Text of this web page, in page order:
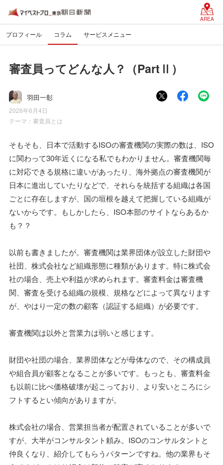
AREA
プロフィール コラム サービスメニュー
審査員ってどんな人？（PartⅡ）
羽田一彰
2026年6月4日
テーマ： 審査員とは
そもそも、日本で活動するISOの審査機関の実際の数は、ISO
に関わって30年近くになる私でもわかりません。審査機関毎
に対応できる規格に違いがあったり、海外拠点の審査機関が
日本に進出していたりなどで、それらを統括する組織は各国
ごとに存在しますが、国の垣根を越えて把握している組織が
ないからです。もしかしたら、ISO本部のサイトならあるか
も？？
以前も書きましたが。審査機関は業界団体が設立した財団や
社団、株式会社など組織形態に種類があります。特に株式会
社の場合、売上や利益が求められます。審査料金は審査機
関、審査を受ける組織の規模、規格などによって異なります
が、やはり一定の数の顧客（認証する組織）が必要です。
審査機関は以外と営業力は弱いと感じます。
財団や社団の場合、業界団体などが母体なので、その構成員
や組合員が顧客となることが多いです。もっとも、審査料金
も以前に比べ価格破壊が起こっており、より安いところにシ
フトするとい傾向がありますが。
株式会社の場合、営業担当者が配置されていることが多いで
すが、大半がコンサルタント頼み。ISOのコンサルタントと
仲良くなり、紹介してもらうパターンですね。他の業界もそ